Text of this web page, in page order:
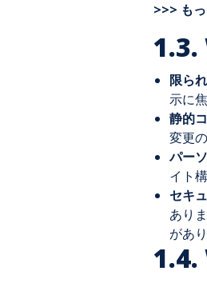
>>> も
1.3.
限ら
示に
静的
変更
パー
イト
セキ
あり
があ
1.4.